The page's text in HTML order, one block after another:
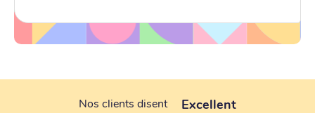
Nos clients disent Excellent